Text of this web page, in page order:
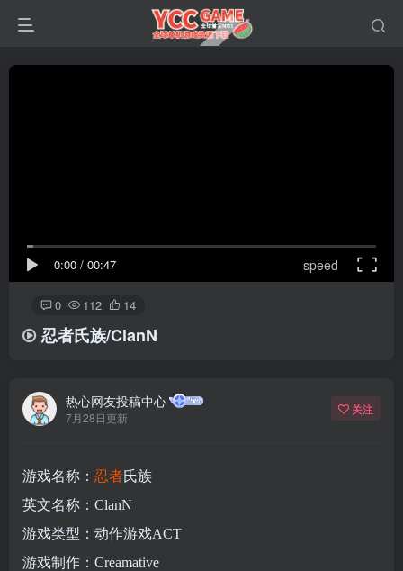
0:00 / 00:47 speed
0 112 14
忍者氏族/ClanN
热心网友投稿中心
7月28日更新
关注
游戏名称： 忍者氏族
英文名称：ClanN
游戏类型：动作游戏ACT
游戏制作：Creamative